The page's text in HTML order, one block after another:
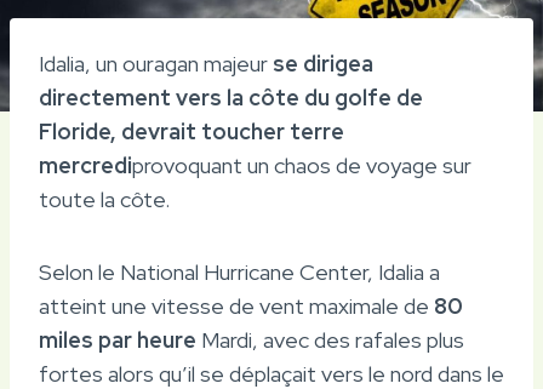
Idalia, un ouragan majeur se dirigea
directement vers la côte du golfe de
Floride, devrait toucher terre
mercrediprovoquant un chaos de voyage sur
toute la côte.
Selon le National Hurricane Center, Idalia a
atteint une vitesse de vent maximale de 80
miles par heure Mardi, avec des rafales plus
fortes alors qu’il se déplaçait vers le nord dans le